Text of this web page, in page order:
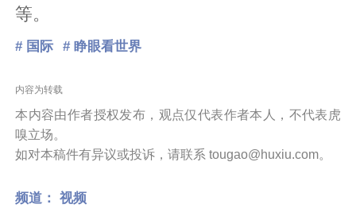
等。
# 国际 # 睁眼看世界
内容为转载
本内容由作者授权发布，观点仅代表作者本人，不代表虎
嗅立场。
如对本稿件有异议或投诉，请联系 tougao@huxiu.com。
频道： 视频